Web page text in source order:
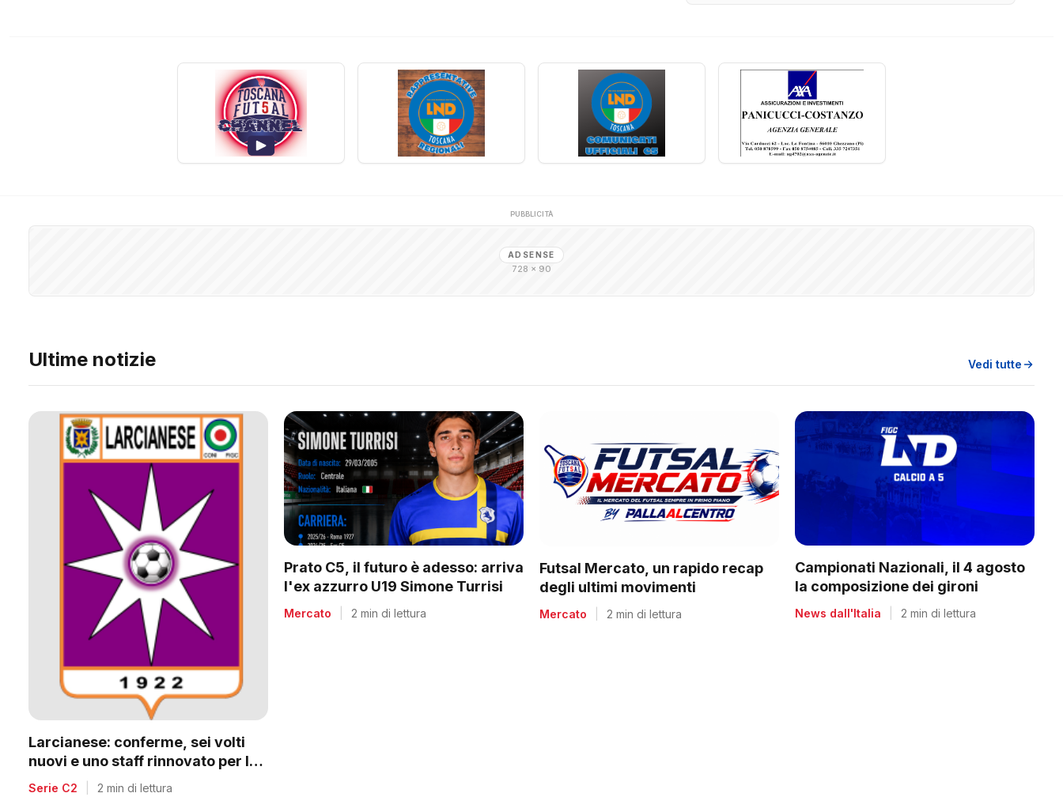
PUBBLICITÀ
ADSENSE
728 × 90
Ultime notizie Vedi tutte
Larcianese: conferme, sei volti
nuovi e uno staff rinnovato per la
C2
Serie C2 2 min di lettura
Prato C5, il futuro è adesso: arriva
l'ex azzurro U19 Simone Turrisi
Mercato 2 min di lettura
Futsal Mercato, un rapido recap
degli ultimi movimenti
Mercato 2 min di lettura
Campionati Nazionali, il 4 agosto
la composizione dei gironi
News dall'Italia 2 min di lettura